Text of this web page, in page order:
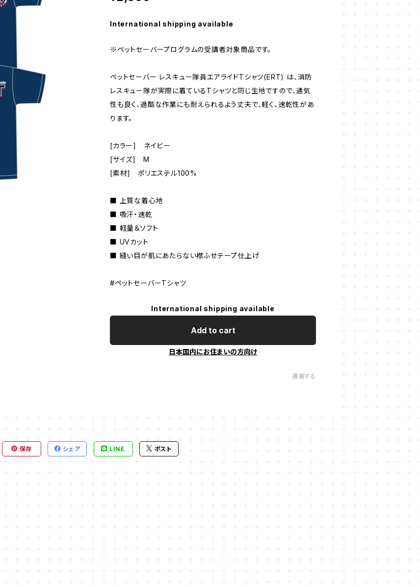
International shipping available
※ペットセーバープログラムの受講者対象商品です。
ペットセーバー レスキュー隊員エアライドTシャツ(ERT) は、消防
レスキュー隊が実際に着ているTシャツと同じ生地ですので、通気
性も良く、過酷な作業にも耐えられるよう丈夫で、軽く、速乾性があ
ります。
[カラー] ネイビー
[サイズ] M
[素材] ポリエステル100%
■ 上質な着心地
■ 吸汗・速乾
■ 軽量＆ソフト
■ UVカット
■ 縫い目が肌にあたらない襟ふせテープ仕上げ
#ペットセーバーTシャツ
International shipping available
Add to cart
日本国内にお住まいの方向け
通報する
保存 シェア LINE ポスト